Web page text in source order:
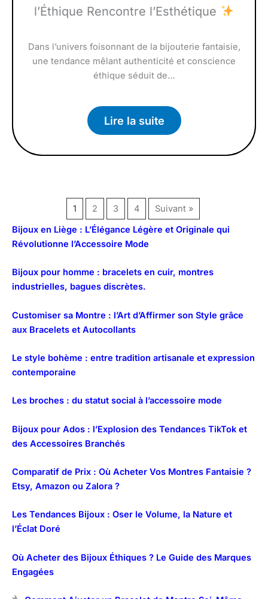
l’Éthique Rencontre l’Esthétique
Dans l’univers foisonnant de la bijouterie fantaisie,
une tendance mêlant authenticité et conscience
éthique séduit de…
Lire la suite
1 2 3 4
Suivant »
Bijoux en Liège : L’Élégance Légère et Originale qui
Révolutionne l’Accessoire Mode
Bijoux pour homme : bracelets en cuir, montres
industrielles, bagues discrètes.
Customiser sa Montre : l’Art d’Affirmer son Style grâce
aux Bracelets et Autocollants
Le style bohème : entre tradition artisanale et expression
contemporaine
Les broches : du statut social à l’accessoire mode
Bijoux pour Ados : l’Explosion des Tendances TikTok et
des Accessoires Branchés
Comparatif de Prix : Où Acheter Vos Montres Fantaisie ?
Etsy, Amazon ou Zalora ?
Les Tendances Bijoux : Oser le Volume, la Nature et
l’Éclat Doré
Où Acheter des Bijoux Éthiques ? Le Guide des Marques
Engagées